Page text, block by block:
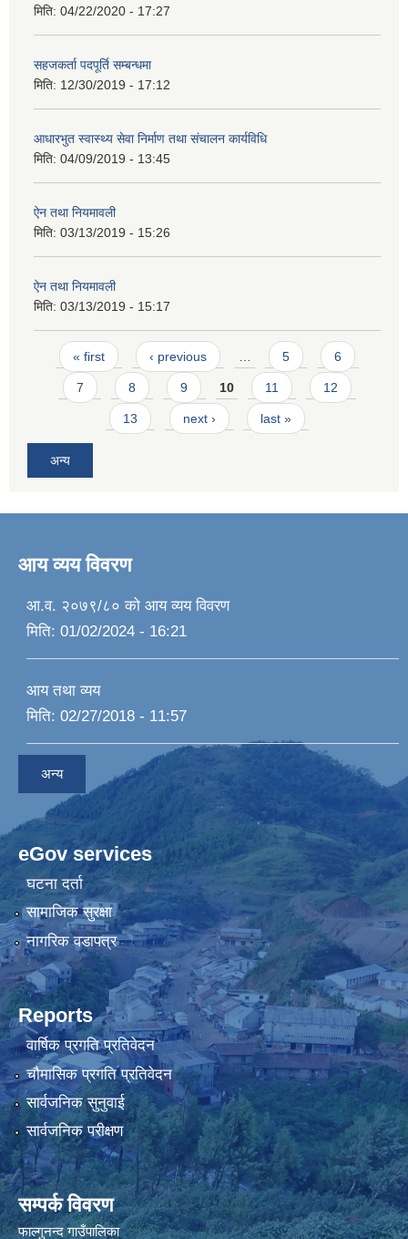
मिति: 04/22/2020 - 17:27
सहजकर्ता पदपूर्ति सम्बन्धमा
मिति: 12/30/2019 - 17:12
आधारभुत स्वास्थ्य सेवा निर्माण तथा संचालन कार्यविधि
मिति: 04/09/2019 - 13:45
ऐन तथा नियमावली
मिति: 03/13/2019 - 15:26
ऐन तथा नियमावली
मिति: 03/13/2019 - 15:17
Pages
« first ‹ previous 5 6
7 8 9 10 11 12
13 next › last »
अन्य
आय व्यय विवरण
आ.व. २०७९/८० को आय व्यय विवरण
मिति: 01/02/2024 - 16:21
आय तथा व्यय
मिति: 02/27/2018 - 11:57
अन्य
eGov services
घटना दर्ता
सामाजिक सुरक्षा
नागरिक वडापत्र
Reports
वार्षिक प्रगति प्रतिवेदन
चौमासिक प्रगति प्रतिवेदन
सार्वजनिक सुनुवाई
सार्वजनिक परीक्षण
सम्पर्क विवरण
फाल्गुनन्द गाउँपालिका